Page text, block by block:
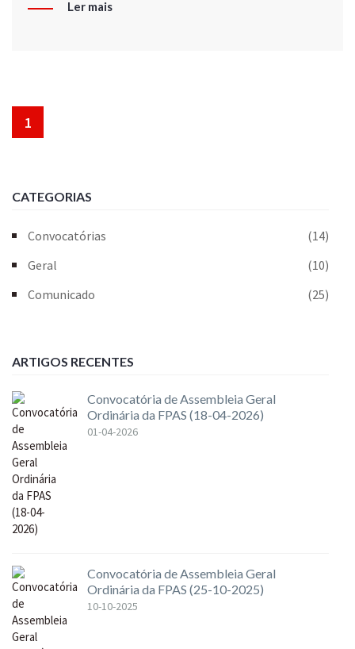
Ler mais
1
CATEGORIAS
Convocatórias
(14)
Geral
(10)
Comunicado
(25)
ARTIGOS RECENTES
Convocatória de Assembleia Geral
Ordinária da FPAS (18-04-2026)
01-04-2026
Convocatória de Assembleia Geral
Ordinária da FPAS (25-10-2025)
10-10-2025